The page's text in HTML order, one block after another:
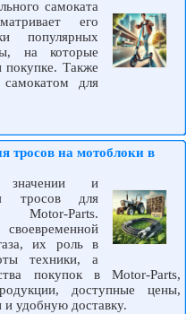
самоката
его
популярных
на которые
покупке. Также
для
тросов на мотоблоки в
значении и
тросов для
Parts.
их роль в
техники, а
покупок в Motor-Parts,
доступные цены,
и удобную доставку.